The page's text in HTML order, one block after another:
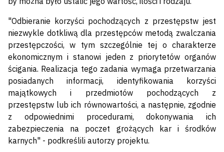
"Odbieranie korzyści pochodzących z przestępstw jest
niezwykle dotkliwą dla przestępców metodą zwalczania
przestępczości, w tym szczególnie tej o charakterze
ekonomicznym i stanowi jeden z priorytetów organów
ścigania. Realizacja tego zadania wymaga przetwarzania
posiadanych informacji, identyfikowania korzyści
majątkowych i przedmiotów pochodzących z
przestępstw lub ich równowartości, a następnie, zgodnie
z odpowiednimi procedurami, dokonywania ich
zabezpieczenia na poczet grożących kar i środków
karnych" - podkreślili autorzy projektu.